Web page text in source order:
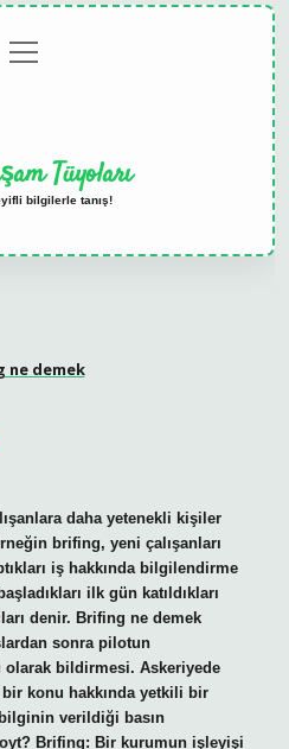
menüyü
aç
Tüyoları
bilgilerle tanış!
ne demek
daha yetenekli kişiler
brifing, yeni çalışanları
iş hakkında bilgilendirme
ilk gün katıldıkları
denir. Brifing ne demek
sonra pilotun
bildirmesi. Askeriyede
konu hakkında yetkili bir
verildiği basın
oyt? Brifing: Bir kurumun işleyişi